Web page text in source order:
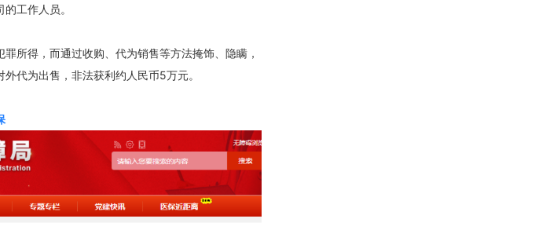
工作人员。
所得，而通过收购、代为销售等方法掩饰、隐瞒，
代为出售，非法获利约人民币5万元。